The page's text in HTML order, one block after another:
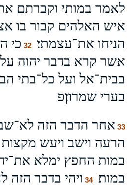
לאמר במותי וקברתם
איש האלהים קבור בו
הניחו את־עצמתי׃
32 כי
אשר קרא בדבר יהוה
בבית־אל ועל כל־בתי
בערי שמרון׃פ
33 אחר הדבר הזה
הרעה וישב ויעש
במות החפץ ימלא
במות׃
34 ויהי בדבר הזה